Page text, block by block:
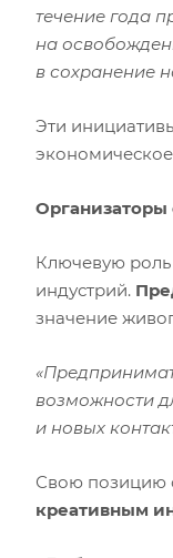
течение года
на
в сохранение
Эти
Ключевую
индустрий.
значение
возможности
и новых
Свою позицию
креативным